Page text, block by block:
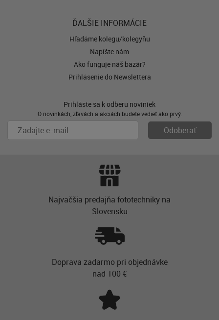
ĎALŠIE INFORMÁCIE
Hľadáme kolegu/kolegyňu
Napíšte nám
Ako funguje náš bazár?
Prihlásenie do Newslettera
Prihláste sa k odberu noviniek
O novinkách, zľavách a akciách budete vedieť ako prvý.
Najvačšia predajňa fototechniky na
Slovensku
Doprava zadarmo pri objednávke
nad 100 €